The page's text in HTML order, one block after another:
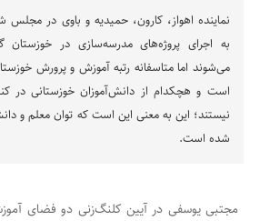
نماینده اهواز، کارون، حمیدیه و باوی در مجلس
به اجرای پروژه‌های مدرسه‌سازی در
می‌شوند اما متاسفانه رتبه آموزش و پرورش
نیستند؛ این به معنی این است که توان معلم و
شده است.